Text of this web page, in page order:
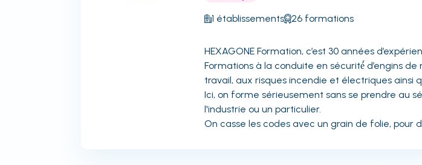
1 établissements 26 formations
HEXAGONE Formation, c’est 30 années
Formations à la conduite en sécurité́ d’engins
travail, aux risques incendie et électriques ainsi
Ici, on forme sérieusement sans se prendre au
l'industrie ou un particulier.
On casse les codes avec un grain de folie, pour